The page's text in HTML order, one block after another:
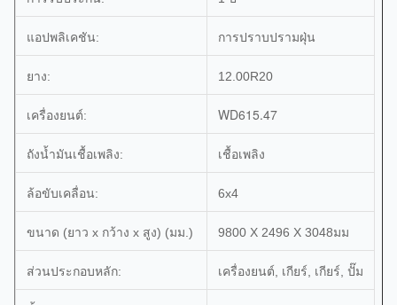
แอปพลิเคชัน: การปราบปรามฝุ่น
ยาง: 12.00R20
เครื่องยนต์: WD615.47
ถังน้ำมันเชื้อเพลิง: เชื้อเพลิง
ล้อขับเคลื่อน: 6x4
ขนาด (ยาว x กว้าง x สูง) (มม.) 9800 X 2496 X 3048มม
ส่วนประกอบหลัก: เครื่องยนต์, เกียร์, เกียร์, ปั๊ม